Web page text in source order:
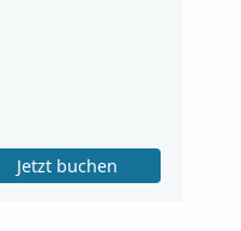
Jetzt buchen